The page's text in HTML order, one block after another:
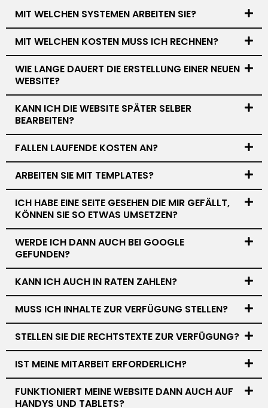
MIT WELCHEN SYSTEMEN ARBEITEN SIE?
MIT WELCHEN KOSTEN MUSS ICH RECHNEN?
WIE LANGE DAUERT DIE ERSTELLUNG EINER NEUEN
WEBSITE?
KANN ICH DIE WEBSITE SPÄTER SELBER
BEARBEITEN?
FALLEN LAUFENDE KOSTEN AN?
ARBEITEN SIE MIT TEMPLATES?
ICH HABE EINE SEITE GESEHEN DIE MIR GEFÄLLT,
KÖNNEN SIE SO ETWAS UMSETZEN?
WERDE ICH DANN AUCH BEI GOOGLE
GEFUNDEN?
KANN ICH AUCH IN RATEN ZAHLEN?
MUSS ICH INHALTE ZUR VERFÜGUNG STELLEN?
STELLEN SIE DIE RECHTSTEXTE ZUR VERFÜGUNG?
IST MEINE MITARBEIT ERFORDERLICH?
FUNKTIONIERT MEINE WEBSITE DANN AUCH AUF
HANDYS UND TABLETS?